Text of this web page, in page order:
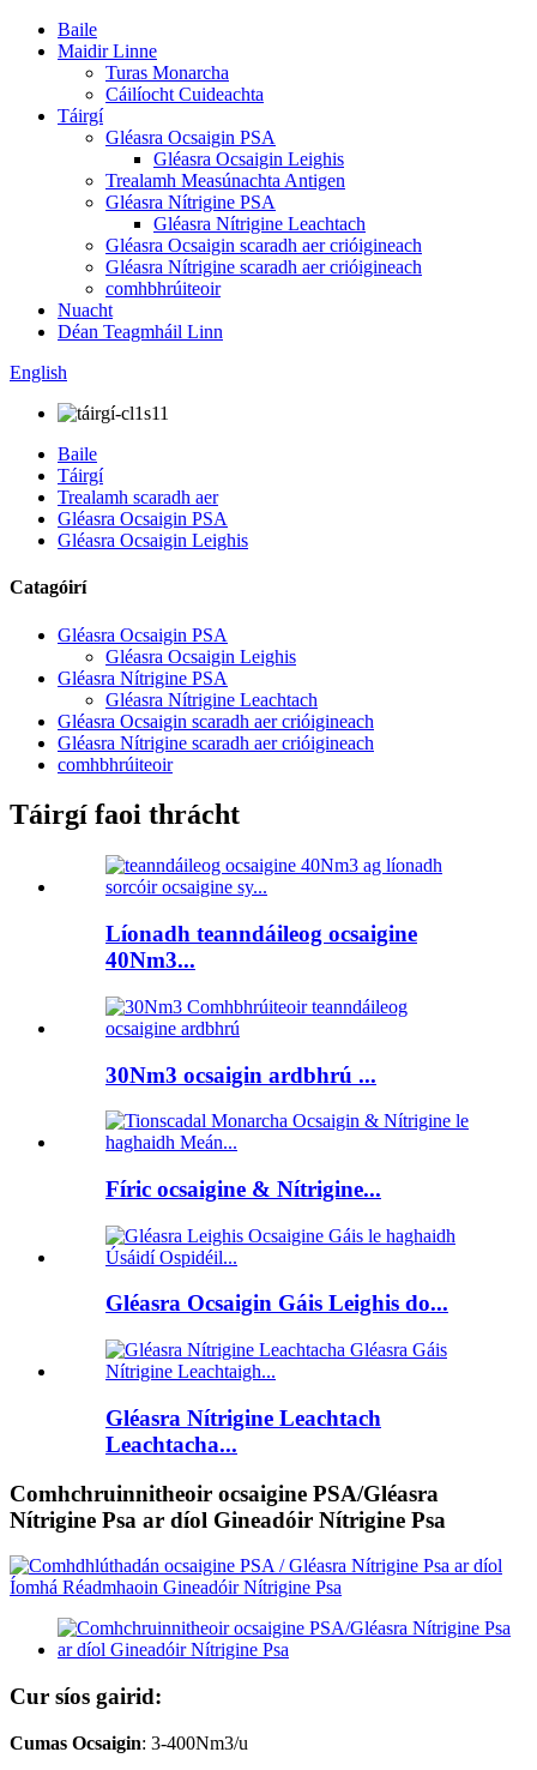
Baile
Maidir Linne
Turas Monarcha
Cáilíocht Cuideachta
Táirgí
Gléasra Ocsaigin PSA
Gléasra Ocsaigin Leighis
Trealamh Measúnachta Antigen
Gléasra Nítrigine PSA
Gléasra Nítrigine Leachtach
Gléasra Ocsaigin scaradh aer crióigineach
Gléasra Nítrigine scaradh aer crióigineach
comhbhrúiteoir
Nuacht
Déan Teagmháil Linn
English
Baile
Táirgí
Trealamh scaradh aer
Gléasra Ocsaigin PSA
Gléasra Ocsaigin Leighis
Catagóirí
Gléasra Ocsaigin PSA
Gléasra Ocsaigin Leighis
Gléasra Nítrigine PSA
Gléasra Nítrigine Leachtach
Gléasra Ocsaigin scaradh aer crióigineach
Gléasra Nítrigine scaradh aer crióigineach
comhbhrúiteoir
Táirgí faoi thrácht
Líonadh teanndáileog ocsaigine
40Nm3...
30Nm3 ocsaigin ardbhrú ...
Fíric ocsaigine & Nítrigine...
Gléasra Ocsaigin Gáis Leighis do...
Gléasra Nítrigine Leachtach
Leachtacha...
Comhchruinnitheoir ocsaigine PSA/Gléasra
Nítrigine Psa ar díol Gineadóir Nítrigine Psa
Cur síos gairid:
Cumas Ocsaigin: 3-400Nm3/u